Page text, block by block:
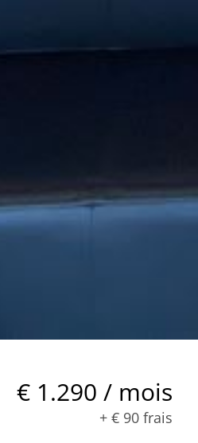
€ 1.290 / mois
+ € 90 frais